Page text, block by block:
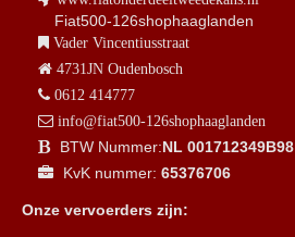
Fiat500-126shophaaglanden
Vader Vincentiusstraat
4731JN Oudenbosch
0612 414777
info@fiat500-126shophaaglanden
BTW Nummer:NL 001712349B98
KvK nummer: 65376706
Onze vervoerders zijn: